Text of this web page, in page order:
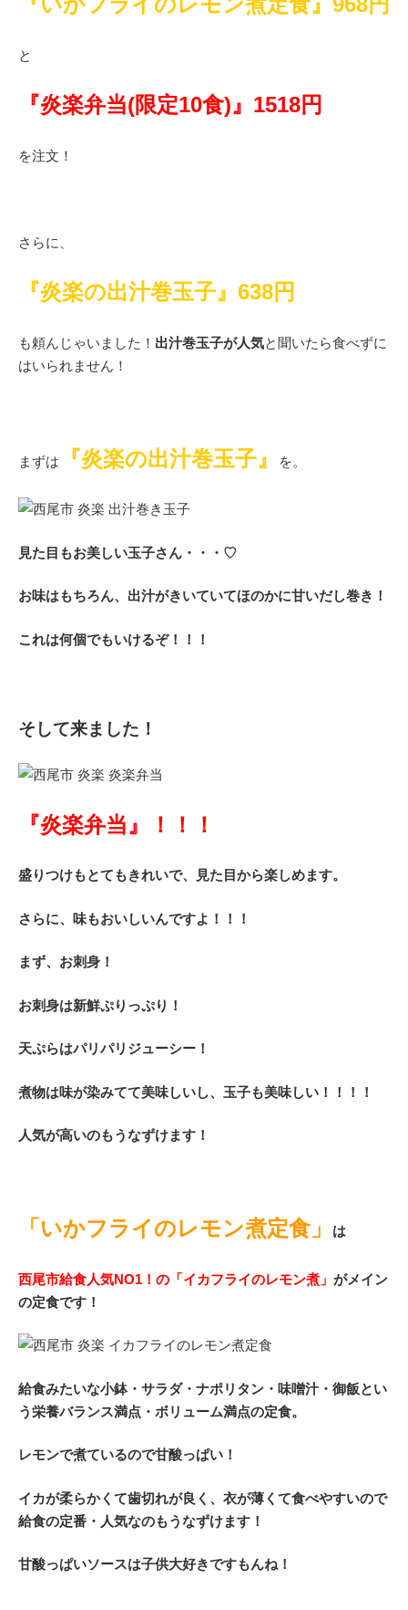
と
『炎楽弁当(限定10食)』1518円
を注文！
さらに、
『炎楽の出汁巻玉子』638円
も頼んじゃいました！ 出汁巻玉子が人気と聞いたら食べずに
はいられません！
まずは 『炎楽の出汁巻玉子』 を。
見た目もお美しい玉子さん・・・♡
お味はもちろん、出汁がきいていてほのかに甘いだし巻き！
これは何個でもいけるぞ！！！
そして来ました！
『炎楽弁当』！！！
盛りつけもとてもきれいで、見た目から楽しめます。
さらに、味もおいしいんですよ！！！
まず、お刺身！
お刺身は新鮮ぷりっぷり！
天ぷらはパリパリジューシー！
煮物は味が染みてて美味しいし、玉子も美味しい！！！！
人気が高いのもうなずけます！
「いかフライのレモン煮定食」 は
西尾市給食人気NO1！の「イカフライのレモン煮」 がメイン
の定食です！
給食みたいな小鉢・サラダ・ナポリタン・味噌汁・御飯とい
う栄養バランス満点・ボリューム満点の定食。
レモンで煮ているので甘酸っぱい！
イカが柔らかくて歯切れが良く、衣が薄くて食べやすいので
給食の定番・人気なのもうなずけます！
甘酸っぱいソースは子供大好きですもんね！